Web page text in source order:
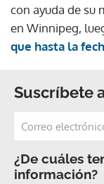
con ayuda de su
en Winnipeg,
que hasta la
Suscríbete
¿De cuáles
información?